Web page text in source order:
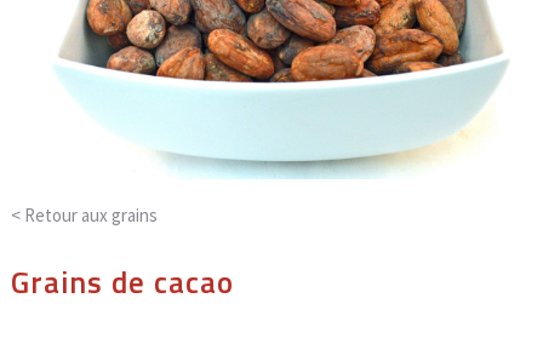
< Retour aux grains
Grains de cacao